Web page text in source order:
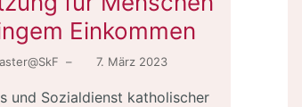
Einkommen
– 7. März 2023
und Sozialdienst katholischer